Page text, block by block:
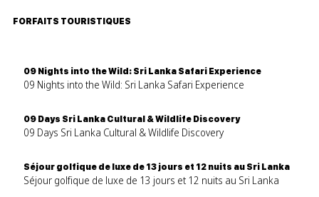
FORFAITS TOURISTIQUES
09 Nights into the Wild: Sri Lanka Safari Experience
09 Nights into the Wild: Sri Lanka Safari Experience
09 Days Sri Lanka Cultural & Wildlife Discovery
09 Days Sri Lanka Cultural & Wildlife Discovery
Séjour golfique de luxe de 13 jours et 12 nuits au Sri Lanka
Séjour golfique de luxe de 13 jours et 12 nuits au Sri Lanka